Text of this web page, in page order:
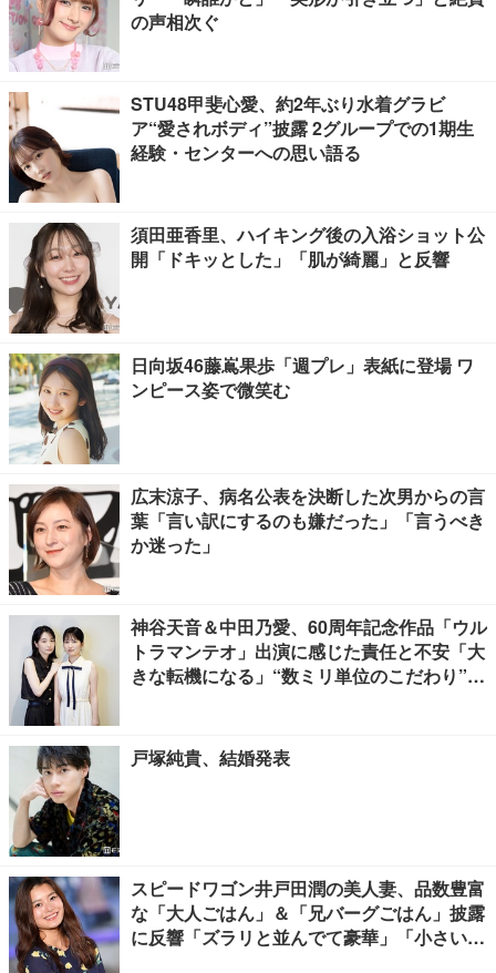
の声相次ぐ
STU48甲斐心愛、約2年ぶり水着グラビ
ア“愛されボディ”披露 2グループでの1期生
経験・センターへの思い語る
須田亜香里、ハイキング後の入浴ショット公
開「ドキッとした」「肌が綺麗」と反響
日向坂46藤嶌果歩「週プレ」表紙に登場 ワ
ンピース姿で微笑む
広末涼子、病名公表を決断した次男からの言
葉「言い訳にするのも嫌だった」「言うべき
か迷った」
神谷天音＆中田乃愛、60周年記念作品「ウル
トラマンテオ」出演に感じた責任と不安「大
きな転機になる」“数ミリ単位のこだわり”特
戸塚純貴、結婚発表
スピードワゴン井戸田潤の美人妻、品数豊富
な「大人ごはん」＆「兄バーグごはん」披露
に反響「ズラリと並んでて豪華」「小さい海